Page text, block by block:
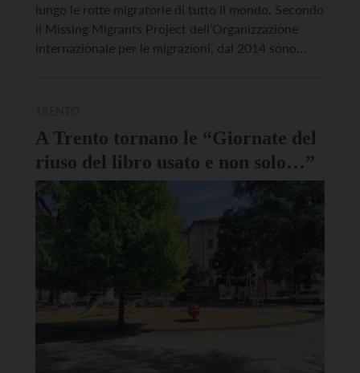
lungo le rotte migratorie di tutto il mondo. Secondo
il Missing Migrants Project dell’Organizzazione
internazionale per le migrazioni, dal 2014 sono
A Trento tornano le “Giornate del
riuso del libro usato e non solo…”